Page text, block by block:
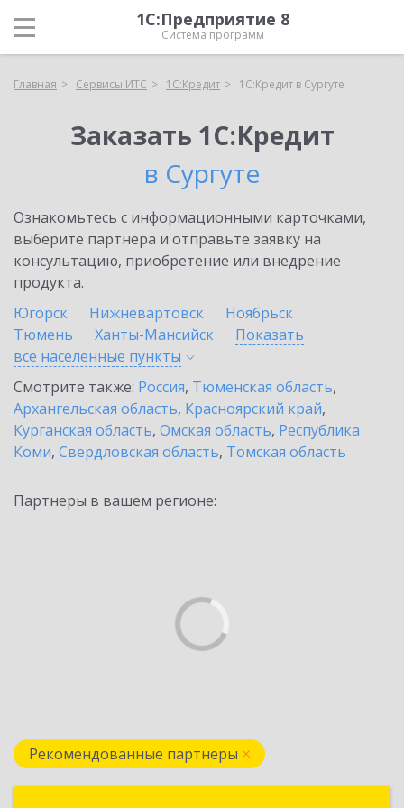
1С:Предприятие 8
Система программ
Главная Сервисы ИТС 1С:Кредит 1С:Кредит в Сургуте
Заказать 1С:Кредит
в Сургуте
Ознакомьтесь с информационными карточками,
выберите партнёра и отправьте заявку на
консультацию, приобретение или внедрение
продукта.
Югорск
Нижневартовск
Ноябрьск
Тюмень
Ханты-Мансийск
Показать
все населенные пункты
Смотрите также: Россия, Тюменская область,
Архангельская область, Красноярский край,
Курганская область, Омская область, Республика
Коми, Свердловская область, Томская область
Партнеры в вашем регионе:
Рекомендованные партнеры